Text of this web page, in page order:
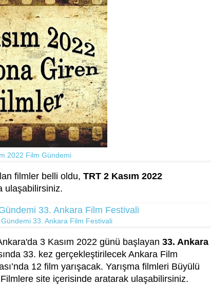
2022 Film Gündemi
filmler belli oldu, TRT 2 Kasım 2022
ulaşabilirsiniz.
33. Ankara Film Festivali
3 Kasım 2022 günü başlayan 33. Ankara
33. kez gerçekleştirilecek Ankara Film
12 film yarışacak. Yarışma filmleri Büyülü
site içerisinde aratarak ulaşabilirsiniz.